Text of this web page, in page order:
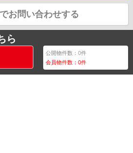
お問い合わせする
ら
公開物件数：0件
会員物件数：0件